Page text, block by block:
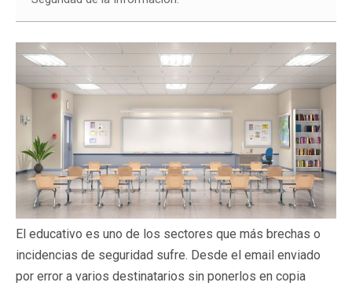
El educativo es uno de los sectores que más brechas o
incidencias de seguridad sufre. Desde el email enviado
por error a varios destinatarios sin ponerlos en copia